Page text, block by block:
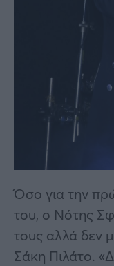
Όσο για την
του, ο Νότης
τους αλλά δεν
Σάκη Πιλάτο.